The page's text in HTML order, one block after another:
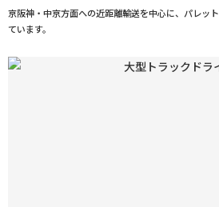
京阪神・中京方面への近距離輸送を中心に、パレッ
ています。